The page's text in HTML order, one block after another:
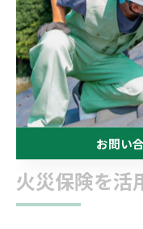
れるからです。たと
面的な屋根リフォー
践例があります。こ
適なリフォームプラ
得ることができます。
火災保険を活
お問い
お問い